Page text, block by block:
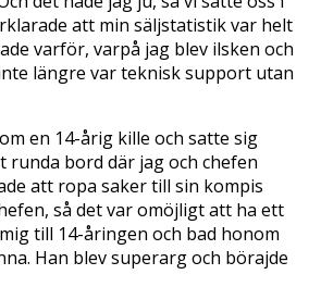
att min säljstatistik var helt
varför, varpå jag blev ilsken och
längre var teknisk support utan
en 14-årig kille och satte sig
runda bord där jag och chefen
att ropa saker till sin kompis
så det var omöjligt att ha ett
till 14-åringen och bad honom
Han blev superarg och börajde